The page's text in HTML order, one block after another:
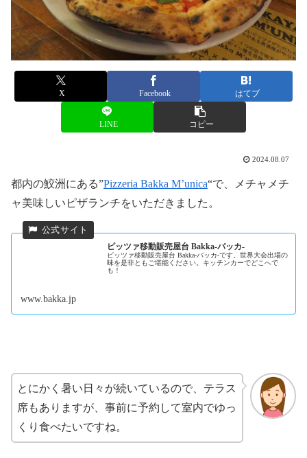
X Facebook はてブ
LINE コピー
2024.08.07
都内の鮫洲にある”Pizzeria Bakka M’unica“で、メチャメチ
ャ美味しいピザランチをいただきました。
ピッツァ移動販売屋台 Bakka-バッカ-
ピッツァ移動販売屋台 Bakka-バッカ-です。世界大会出場の
味を是非ともご堪能ください。キッチンカーでどこへで
も！
www.bakka.jp
とにかく暑い日々が続いているので、テラス
席もありますが、事前に予約して室内でゆっ
くり食べたいですね。